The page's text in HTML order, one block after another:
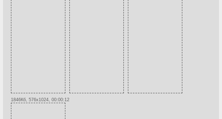
1846Кб, 576x1024, 00:00:12